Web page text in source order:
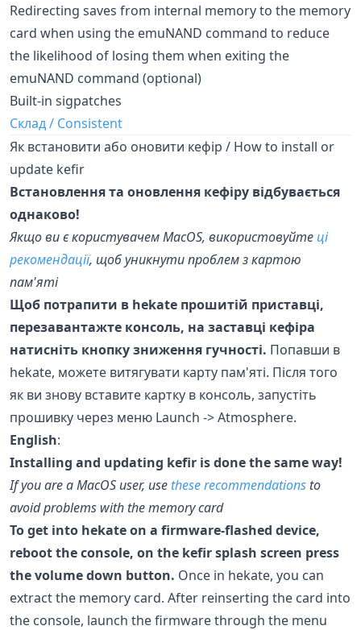
Redirecting saves from internal memory to the memory
card when using the emuNAND command to reduce
the likelihood of losing them when exiting the
emuNAND command (optional)
Built-in sigpatches
Склад / Consistent
Як встановити або оновити кефір / How to install or
update kefir
Встановлення та оновлення кефіру відбувається
однаково!
Якщо ви є користувачем MacOS, використовуйте ці
рекомендації, щоб уникнути проблем з картою
пам'яті
Щоб потрапити в hekate прошитій приставці,
перезавантажте консоль, на заставці кефіра
натисніть кнопку зниження гучності. Попавши в
hekate, можете витягувати карту пам'яті. Після того
як ви знову вставите картку в консоль, запустіть
прошивку через меню Launch -> Atmosphere.
English:
Installing and updating kefir is done the same way!
If you are a MacOS user, use these recommendations to
avoid problems with the memory card
To get into hekate on a firmware-flashed device,
reboot the console, on the kefir splash screen press
the volume down button. Once in hekate, you can
extract the memory card. After reinserting the card into
the console, launch the firmware through the menu